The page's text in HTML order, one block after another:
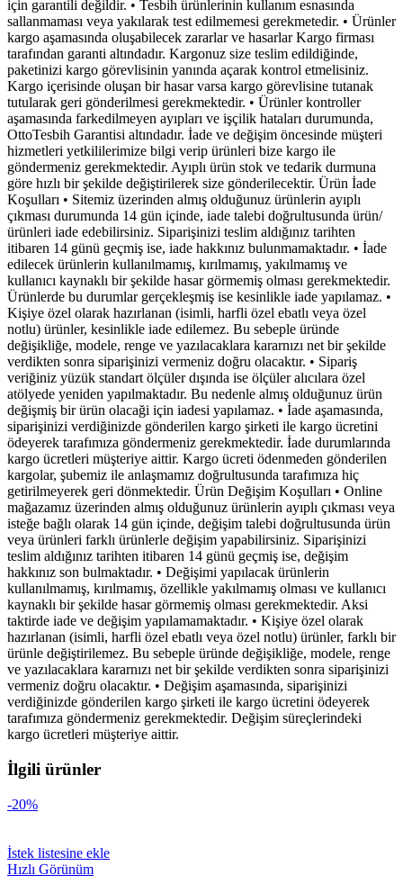
için garantili değildir. • Tesbih ürünlerinin kullanım esnasında
sallanmaması veya yakılarak test edilmemesi gerekmetedir. • Ürünler
kargo aşamasında oluşabilecek zararlar ve hasarlar Kargo firması
tarafından garanti altındadır. Kargonuz size teslim edildiğinde,
paketinizi kargo görevlisinin yanında açarak kontrol etmelisiniz.
Kargo içerisinde oluşan bir hasar varsa kargo görevlisine tutanak
tutularak geri gönderilmesi gerekmektedir. • Ürünler kontroller
aşamasında farkedilmeyen ayıpları ve işçilik hataları durumunda,
OttoTesbih Garantisi altındadır. İade ve değişim öncesinde müşteri
hizmetleri yetkililerimize bilgi verip ürünleri bize kargo ile
göndermeniz gerekmektedir. Ayıplı ürün stok ve tedarik durmuna
göre hızlı bir şekilde değiştirilerek size gönderilecektir. Ürün İade
Koşulları • Sitemiz üzerinden almış olduğunuz ürünlerin ayıplı
çıkması durumunda 14 gün içinde, iade talebi doğrultusunda ürün/
ürünleri iade edebilirsiniz. Siparişinizi teslim aldığınız tarihten
itibaren 14 günü geçmiş ise, iade hakkınız bulunmamaktadır. • İade
edilecek ürünlerin kullanılmamış, kırılmamış, yakılmamış ve
kullanıcı kaynaklı bir şekilde hasar görmemiş olması gerekmektedir.
Ürünlerde bu durumlar gerçekleşmiş ise kesinlikle iade yapılamaz. •
Kişiye özel olarak hazırlanan (isimli, harfli özel ebatlı veya özel
notlu) ürünler, kesinlikle iade edilemez. Bu sebeple üründe
değişikliğe, modele, renge ve yazılacaklara kararnızı net bir şekilde
verdikten sonra siparişinizi vermeniz doğru olacaktır. • Sipariş
veriğiniz yüzük standart ölçüler dışında ise ölçüler alıcılara özel
atölyede yeniden yapılmaktadır. Bu nedenle almış olduğunuz ürün
değişmiş bir ürün olacaği için iadesi yapılamaz. • İade aşamasında,
siparişinizi verdiğinizde gönderilen kargo şirketi ile kargo ücretini
ödeyerek tarafımıza göndermeniz gerekmektedir. İade durumlarında
kargo ücretleri müşteriye aittir. Kargo ücreti ödenmeden gönderilen
kargolar, şubemiz ile anlaşmamız doğrultusunda tarafımıza hiç
getirilmeyerek geri dönmektedir. Ürün Değişim Koşulları • Online
mağazamız üzerinden almış olduğunuz ürünlerin ayıplı çıkması veya
isteğe bağlı olarak 14 gün içinde, değişim talebi doğrultusunda ürün
veya ürünleri farklı ürünlerle değişim yapabilirsiniz. Siparişinizi
teslim aldığınız tarihten itibaren 14 günü geçmiş ise, değişim
hakkınız son bulmaktadır. • Değişimi yapılacak ürünlerin
kullanılmamış, kırılmamış, özellikle yakılmamış olması ve kullanıcı
kaynaklı bir şekilde hasar görmemiş olması gerekmektedir. Aksi
taktirde iade ve değişim yapılamamaktadır. • Kişiye özel olarak
hazırlanan (isimli, harfli özel ebatlı veya özel notlu) ürünler, farklı bir
ürünle değiştirilemez. Bu sebeple üründe değişikliğe, modele, renge
ve yazılacaklara kararnızı net bir şekilde verdikten sonra siparişinizi
vermeniz doğru olacaktır. • Değişim aşamasında, siparişinizi
verdiğinizde gönderilen kargo şirketi ile kargo ücretini ödeyerek
tarafımıza göndermeniz gerekmektedir. Değişim süreçlerindeki
kargo ücretleri müşteriye aittir.
İlgili ürünler
-20%
İstek listesine ekle
Hızlı Görünüm